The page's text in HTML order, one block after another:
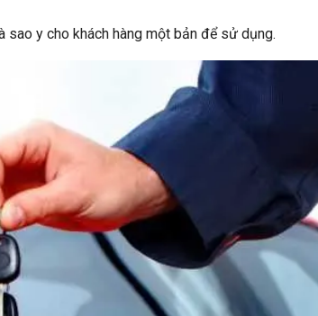
sao y cho khách hàng một bản để sử dụng.